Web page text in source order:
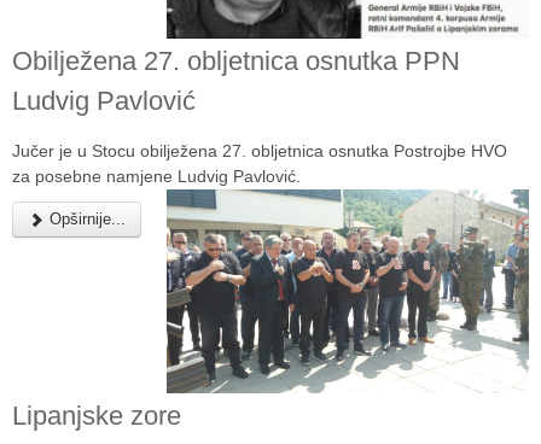
Obilježena 27. obljetnica osnutka PPN
Ludvig Pavlović
Jučer je u Stocu obilježena 27. obljetnica osnutka Postrojbe HVO
za posebne namjene Ludvig Pavlović.
Opširnije...
Lipanjske zore